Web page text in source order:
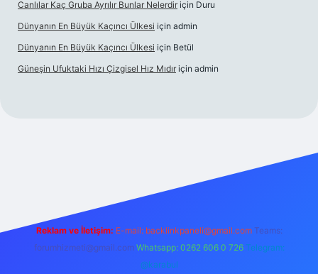
Canlılar Kaç Gruba Ayrılır Bunlar Nelerdir için Duru
Dünyanın En Büyük Kaçıncı Ülkesi için admin
Dünyanın En Büyük Kaçıncı Ülkesi için Betül
Güneşin Ufuktaki Hızı Çizgisel Hız Mıdır için admin
Reklam ve İletişim: E-mail: backlinkpaneli@gmail.com Teams:
forumhizmeti@gmail.com Whatsapp: 0262 606 0 726 Telegram:
@karabul